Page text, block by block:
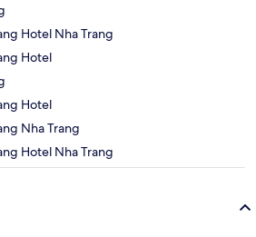
Hotel Nha Trang
Hotel
Hotel
Nha Trang
Hotel Nha Trang